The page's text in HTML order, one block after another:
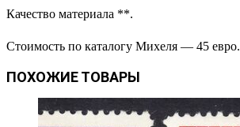
Качество материала **.
Стоимость по каталогу Михеля — 45 евро.
ПОХОЖИЕ ТОВАРЫ